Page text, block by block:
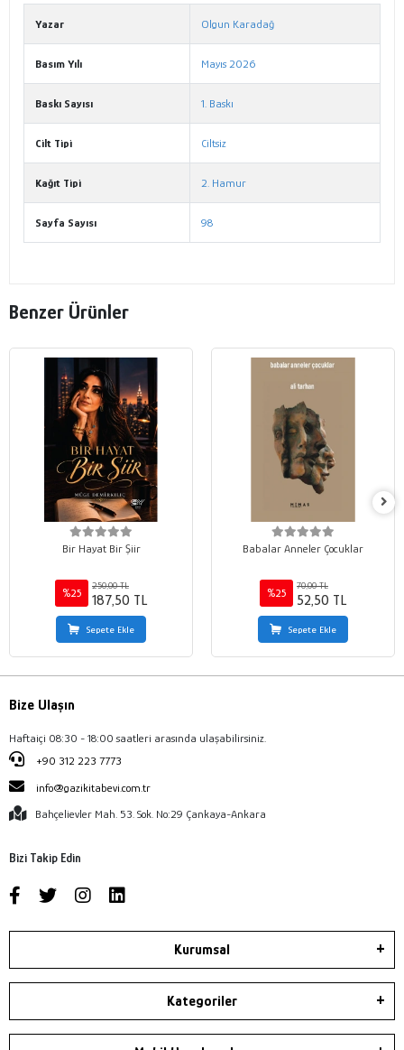
Yazar Olgun Karadağ
Basım Yılı Mayıs 2026
Baskı Sayısı 1. Baskı
Cilt Tipi Ciltsiz
Kağıt Tipi 2. Hamur
Sayfa Sayısı 98
Benzer Ürünler
Bir Hayat Bir Şiir
%25
250,00 TL
187,50 TL
Sepete Ekle
Babalar Anneler Çocuklar
%25
70,00 TL
52,50 TL
Sepete Ekle
Bize Ulaşın
Haftaiçi 08:30 - 18:00 saatleri arasında ulaşabilirsiniz.
+90 312 223 7773
info@gazikitabevi.com.tr
Bahçelievler Mah. 53. Sok. No:29 Çankaya-Ankara
Bizi Takip Edin
Kurumsal
Kategoriler